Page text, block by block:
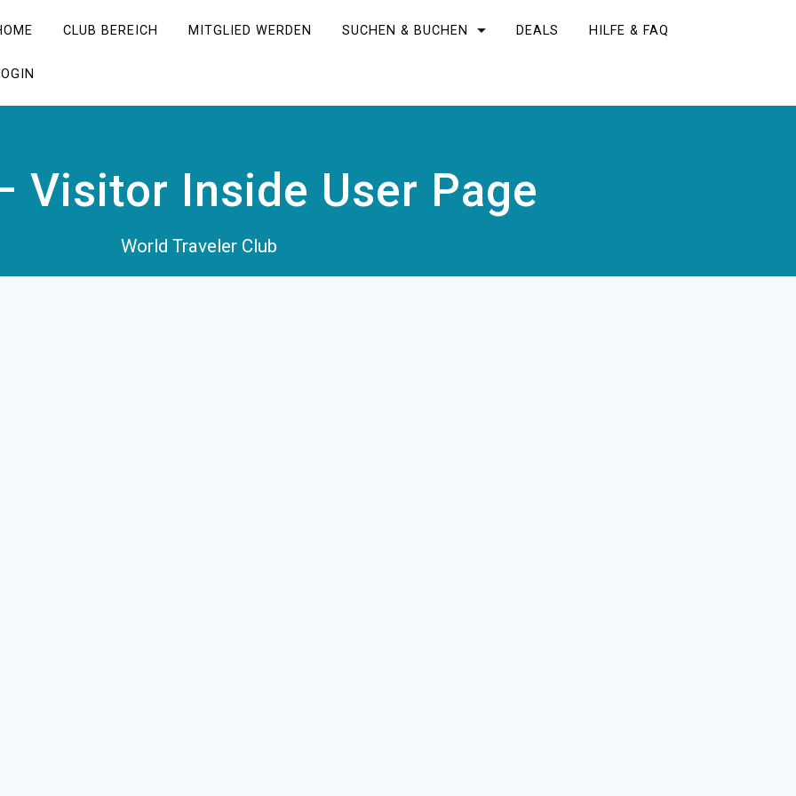
CLUB BEREICH MITGLIED WERDEN SUCHEN & BUCHEN DEALS HILFE & FAQ
Visitor Inside User Page
World Traveler Club